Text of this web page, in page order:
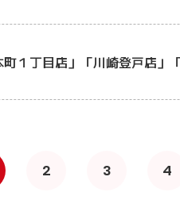
１丁目店」「川崎登戸店」
2 3 4